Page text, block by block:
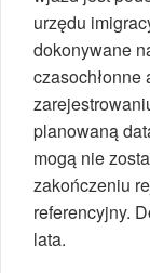
urzędu
dokonywane
planowaną
mogą nie
zakończeniu
referencyjny.
lata.